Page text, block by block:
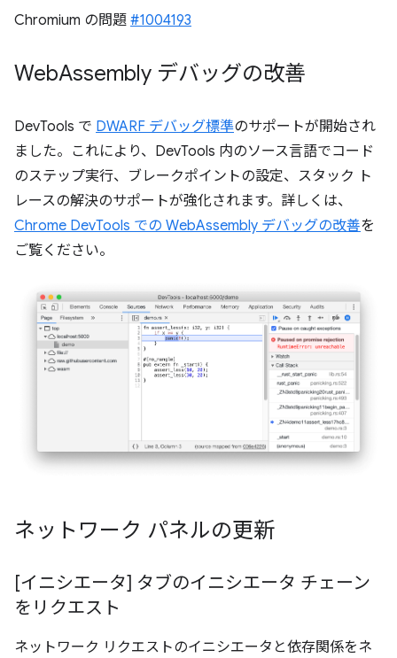
Chromium の問題 #1004193
WebAssembly デバッグの改善
DevTools で DWARF デバッグ標準のサポートが開始され
ました。これにより、DevTools 内のソース言語でコード
のステップ実行、ブレークポイントの設定、スタック ト
レースの解決のサポートが強化されます。詳しくは、
Chrome DevTools での WebAssembly デバッグの改善を
ご覧ください。
ネットワーク パネルの更新
[イニシエータ] タブのイニシエータ チェーン
をリクエスト
ネットワーク リクエストのイニシエータと依存関係をネ